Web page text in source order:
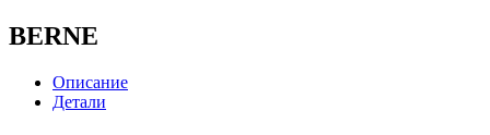
BERNE
Описание
Детали